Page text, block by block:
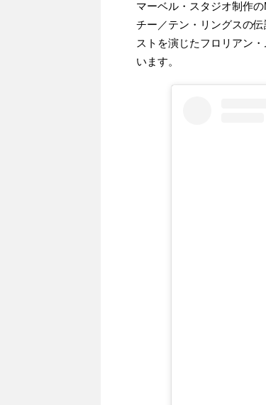
マーベル・スタジオ制作
チー／テン・リングスの
ストを演じたフロリアン
います。